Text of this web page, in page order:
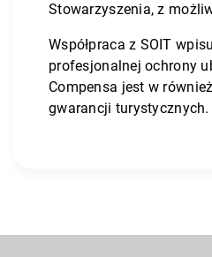
Stowarzyszenia, z
Współpraca z SOIT
profesjonalnej ochrony
Compensa jest w
gwarancji turystycznych.